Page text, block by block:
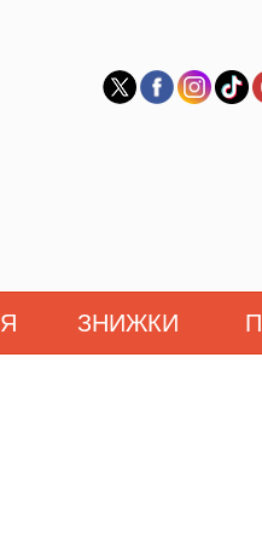
ЗНИЖКИ